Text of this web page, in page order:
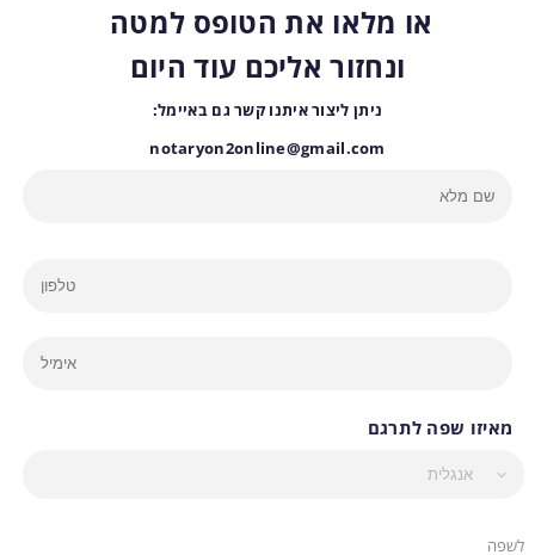
או מלאו את הטופס למטה
ונחזור אליכם עוד היום
ניתן ליצור איתנו קשר גם באיימל:
notaryon2online@gmail.com
מאיזו שפה לתרגם
לשפה